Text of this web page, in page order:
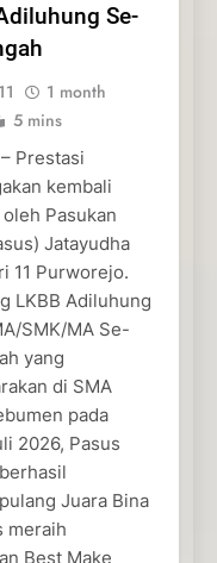
Se-
1 month
5 mins
Prestasi
kembali
Pasukan
Jatayudha
11 Purworejo.
LKBB Adiluhung
SMK/MA Se-
yang
di SMA
pada
2026, Pasus
Juara Bina
meraih
Best Make